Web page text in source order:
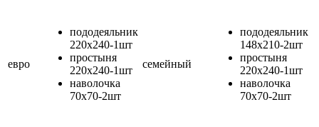
евро
пододеяльник
220х240-1шт
простыня
220х240-1шт
наволочка
70х70-2шт
семейный
пододеяльник
148х210-2шт
простыня
220х240-1шт
наволочка
70х70-2шт